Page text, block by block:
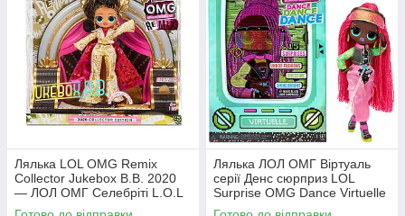
Лялька LOL OMG Remix
Collector Jukebox B.B. 2020
— ЛОЛ ОМГ Селебріті L.O.L
Surprise! 569879 MGA
Лялька ЛОЛ ОМГ Віртуаль
серії Денс сюрприз LOL
Surprise OMG Dance Virtuelle
117865 MGA Оригінал